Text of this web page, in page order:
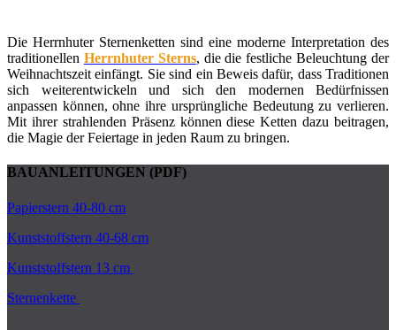
Die Herrnhuter Sternenketten sind eine moderne Interpretation des
traditionellen Herrnhuter Sterns, die die festliche Beleuchtung der
Weihnachtszeit einfängt. Sie sind ein Beweis dafür, dass Traditionen
sich weiterentwickeln und sich den modernen Bedürfnissen
anpassen können, ohne ihre ursprüngliche Bedeutung zu verlieren.
Mit ihrer strahlenden Präsenz können diese Ketten dazu beitragen,
die Magie der Feiertage in jeden Raum zu bringen.
BAUANLEITUNGEN (PDF)
Papierstern 40-80 cm
Kunststoffstern 40-68 cm
Kunststoffstern 13 cm
Sternenkette